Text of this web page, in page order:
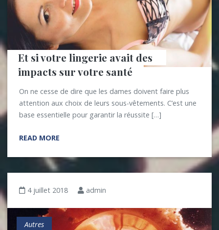
Et si votre lingerie avait des
impacts sur votre santé
On ne cesse de dire que les dames doivent faire plus
attention aux choix de leurs sous-vêtements. C’est une
base essentielle pour garantir la réussite […]
READ MORE
4 juillet 2018 admin
Autres